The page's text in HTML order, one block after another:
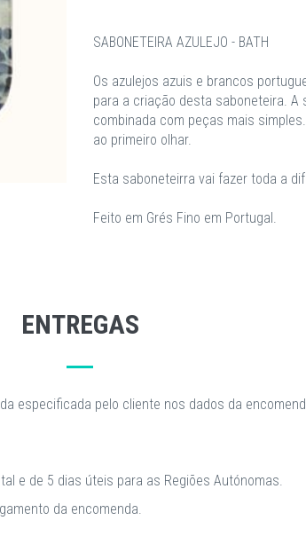
SABONETEIRA AZULEJO - BATH
Os azulejos azuis e brancos
para a criação desta saboneteira. A
combinada com peças mais
ao primeiro olhar.
Esta saboneteirra vai fazer toda a
Feito em Grés Fino em Portugal.
ENTREGAS
especificada pelo cliente nos dados da
e de 5 dias úteis para as Regiões Autónomas.
da encomenda.